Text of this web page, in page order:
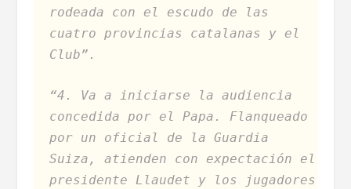
rodeada con el escudo de las
cuatro provincias catalanas y el
Club”.
“4. Va a iniciarse la audiencia
concedida por el Papa. Flanqueado
por un oficial de la Guardia
Suiza, atienden con expectación el
presidente Llaudet y los jugadores